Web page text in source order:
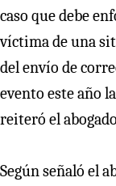
caso que debe
víctima de una
del envío de
evento este año
reiteró el
Según señaló el